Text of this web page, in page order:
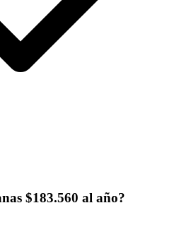
$183.560 al año?